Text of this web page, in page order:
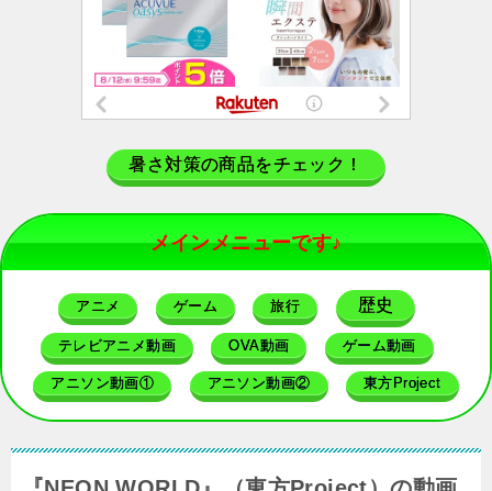
暑さ対策の商品をチェック！
メインメニューです♪
アニメ ゲーム 旅行 歴史
テレビアニメ動画 OVA動画 ゲーム動画
アニソン動画① アニソン動画② 東方Project